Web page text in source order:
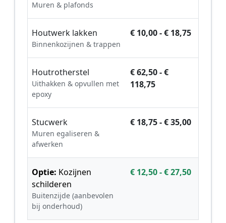
Muren & plafonds
Houtwerk lakken
Binnenkozijnen & trappen
€ 10,00 - € 18,75
Houtrotherstel
Uithakken & opvullen met
epoxy
€ 62,50 - €
118,75
Stucwerk
Muren egaliseren &
afwerken
€ 18,75 - € 35,00
Optie: Kozijnen
schilderen
Buitenzijde (aanbevolen
bij onderhoud)
€ 12,50 - € 27,50